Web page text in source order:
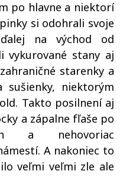
po hlavne a niektorí
si odohrali svoje
na východ od
vykurované stany aj
starenky a
sušienky, niektorým
Takto posilnení aj
a zápalne fľaše po
a nehovoriac
A nakoniec to
veľmi veľmi zle ale